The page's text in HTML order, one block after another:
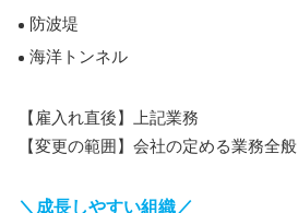
防波堤
海洋トンネル
【雇入れ直後】上記業務
【変更の範囲】会社の定める業務全般
＼成長しやすい組織／